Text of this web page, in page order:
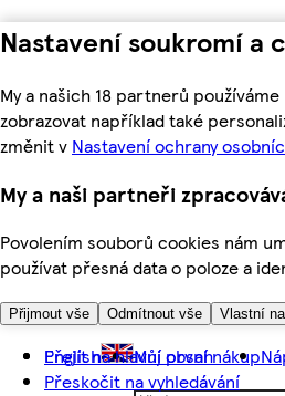
Nastavení soukromí a
My a našich 18 partnerů
zobrazovat například také
změnit v Nastavení ochrany
My a naši partneři
Povolením souborů cookies nám
používat přesná data o poloze a
Přijmout vše Odmítnout vše Vlastní
Přejít na hlavní obsah
Přeskočit na vyhledávání
English Můj první nákup